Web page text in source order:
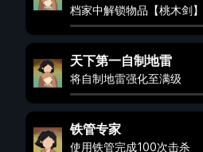
档家中解锁物品【桃木剑】
天下第一自制地雷
将自制地雷强化至满级
铁管专家
使用铁管完成100次击杀